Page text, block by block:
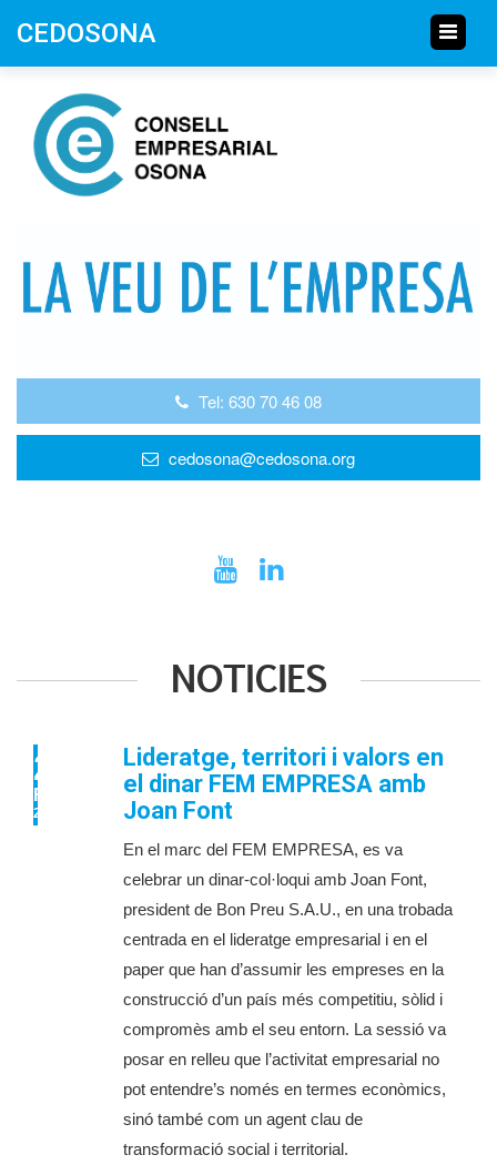
Tel: 630 70 46 08
cedosona@cedosona.org
CEDOSONA
NOTICIES
26
FEB
2026
Lideratge, territori i valors en
el dinar FEM EMPRESA amb
Joan Font
En el marc del FEM EMPRESA, es va
celebrar un dinar-col·loqui amb Joan Font,
president de Bon Preu S.A.U., en una trobada
centrada en el lideratge empresarial i en el
paper que han d’assumir les empreses en la
construcció d’un país més competitiu, sòlid i
compromès amb el seu entorn. La sessió va
posar en relleu que l’activitat empresarial no
pot entendre’s només en termes econòmics,
sinó també com un agent clau de
transformació social i territorial.